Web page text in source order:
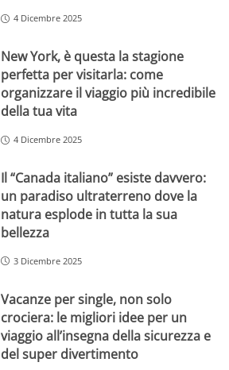
4 Dicembre 2025
New York, è questa la stagione
perfetta per visitarla: come
organizzare il viaggio più incredibile
della tua vita
4 Dicembre 2025
Il “Canada italiano” esiste davvero:
un paradiso ultraterreno dove la
natura esplode in tutta la sua
bellezza
3 Dicembre 2025
Vacanze per single, non solo
crociera: le migliori idee per un
viaggio all’insegna della sicurezza e
del super divertimento